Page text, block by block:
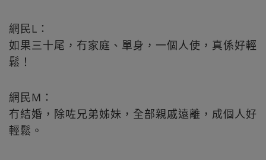
網民L：
如果三十尾，冇家庭、單身，一個人使，真係好輕
鬆！
網民M：
冇結婚，除咗兄弟姊妹，全部親戚遠離，成個人好
輕鬆。